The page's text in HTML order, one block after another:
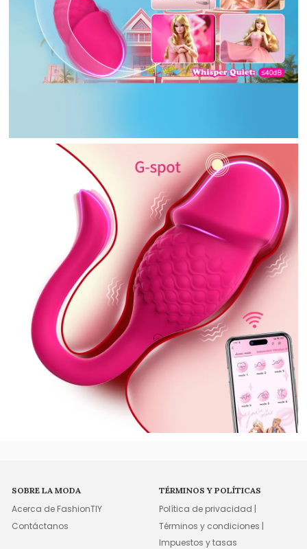
SOBRE LA MODA
Acerca de FashionTIY
Contáctanos
TÉRMINOS Y POLÍTICAS
Política de privacidad |
Términos y condiciones |
Impuestos y tasas